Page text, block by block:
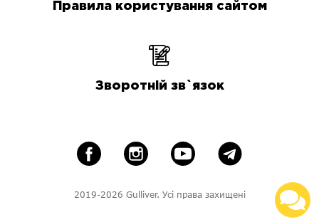
Правила користування сайтом
Зворотній зв`язок
2019-2026 Gulliver. Усі права захищені